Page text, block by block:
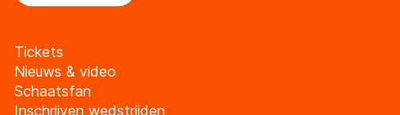
Tickets
Nieuws & video
Schaatsfan
Inschrijven wedstrijden